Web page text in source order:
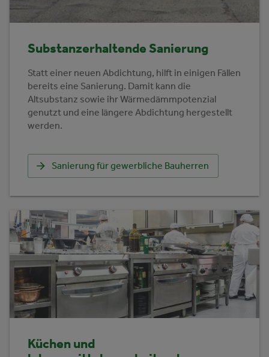
Substanzerhaltende Sanierung
Statt einer neuen Abdichtung, hilft in einigen Fällen
bereits eine Sanierung. Damit kann die
Altsubstanz sowie ihr Wärmedämmpotenzial
genutzt und eine längere Abdichtung hergestellt
werden.
Sanierung für gewerbliche Bauherren
Küchen und